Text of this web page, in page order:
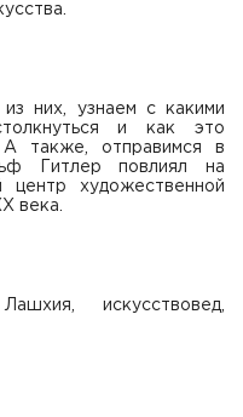
них, узнаем с какими
и как это
А также, отправимся в
Гитлер повлиял на
художественной
века.
искусствовед,